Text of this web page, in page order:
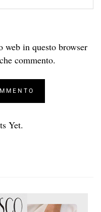
in questo browser
commento.
Yet.